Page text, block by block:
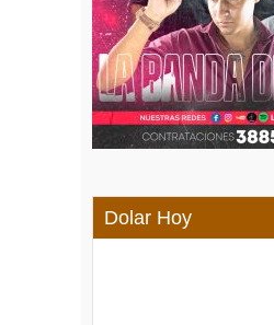
Dolar Hoy